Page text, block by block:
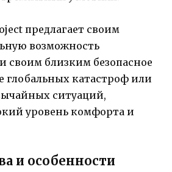
предлагает своим
возможность
своим близким безопасное
глобальных катастроф или
ситуаций,
уровень комфорта и
и особенности